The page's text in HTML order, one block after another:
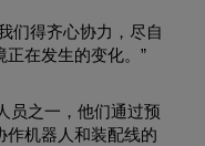
们得齐心协力，尽自
在发生的变化。”
员之一，他们通过预
作机器人和装配线的